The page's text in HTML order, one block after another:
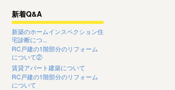
新着Q&A
新築のホームインスペクション住
宅診断につ...
RC戸建の1階部分のリフォーム
について②
賃貸アパート建築について
RC戸建の1階部分のリフォーム
について